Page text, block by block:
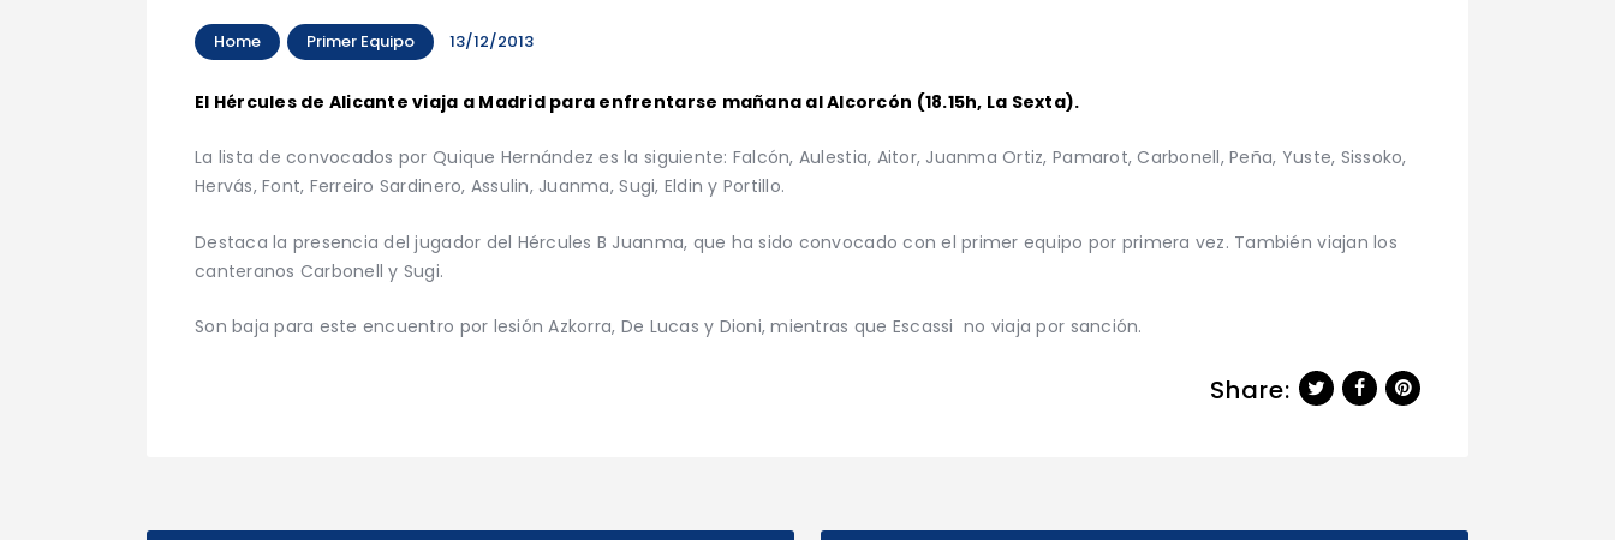
Home Primer Equipo 13/12/2013
El Hércules de Alicante viaja a Madrid para enfrentarse mañana al Alcorcón (18.15h, La Sexta).
La lista de convocados por Quique Hernández es la siguiente: Falcón, Aulestia, Aitor, Juanma Ortiz, Pamarot, Carbonell, Peña, Yuste, Sissoko,
Hervás, Font, Ferreiro Sardinero, Assulin, Juanma, Sugi, Eldin y Portillo.
Destaca la presencia del jugador del Hércules B Juanma, que ha sido convocado con el primer equipo por primera vez. También viajan los
canteranos Carbonell y Sugi.
Son baja para este encuentro por lesión Azkorra, De Lucas y Dioni, mientras que Escassi no viaja por sanción.
Share: